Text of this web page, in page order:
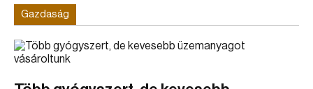
Gazdaság